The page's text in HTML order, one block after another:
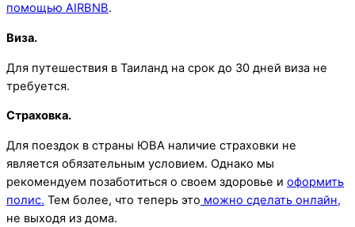
помощью AIRBNB.
Виза.
Для путешествия в Таиланд на срок до 30 дней виза не
требуется.
Страховка.
Для поездок в страны ЮВА наличие страховки не
является обязательным условием. Однако мы
рекомендуем позаботиться о своем здоровье и оформить
полис. Тем более, что теперь это можно сделать онлайн,
не выходя из дома.